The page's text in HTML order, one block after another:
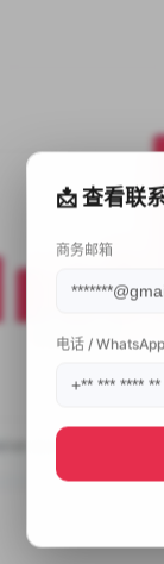
📩 查看联
商务邮箱
电话 / WhatsApp